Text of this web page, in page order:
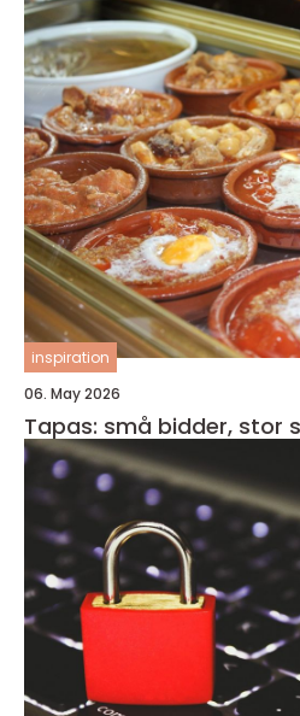
inspiration
06. May 2026
Tapas: små bidder, stor